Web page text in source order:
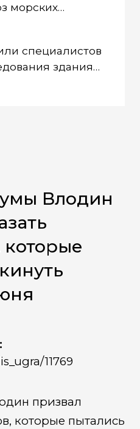
морских
вынесли
специалистов
Влодин
11769
призвал
которые пытались